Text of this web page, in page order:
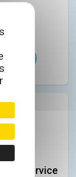
service